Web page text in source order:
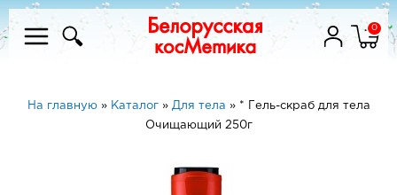
0
На главную» Каталог» Для тела » * Гель-скраб для тела
Очищающий 250г